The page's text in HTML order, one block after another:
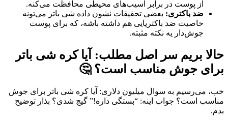
از پوست در برابر آسیب‌های محیطی محافظت می‌کنه.
ضد باکتری: بعضی تحقیقات نشون داده شی باتر می‌تونه
خاصیت ضد باکتریایی هم داشته باشه، که برای پوست
جوش‌دار یه نکته مثبته.
حالا بریم سر اصل مطلب: آیا کره شی باتر
برای جوش مناسب است؟ 🤔
خب، می‌رسیم به سوال میلیون دلاری: آیا کره شی باتر برای جوش
مناسب است؟ جواب اینه: “بستگی داره!” گیج شدی؟ بذار توضیح
بدم.